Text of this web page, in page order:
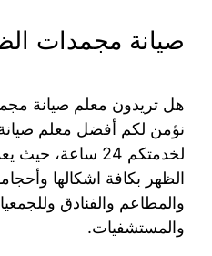
صيانة مجمدات
هل تريدون معلم صيانة
نؤمن لكم أفضل معلم
لخدمتكم 24
الظهر بكافة اشكالها
والمطاعم والفنادق
والمستشفيات.